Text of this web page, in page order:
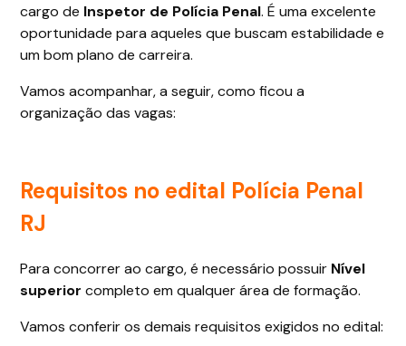
cargo de Inspetor de Polícia Penal. É uma excelente
oportunidade para aqueles que buscam estabilidade e
um bom plano de carreira.
Vamos acompanhar, a seguir, como ficou a
organização das vagas:
Requisitos no edital Polícia Penal
RJ
Para concorrer ao cargo, é necessário possuir Nível
superior completo em qualquer área de formação.
Vamos conferir os demais requisitos exigidos no edital: